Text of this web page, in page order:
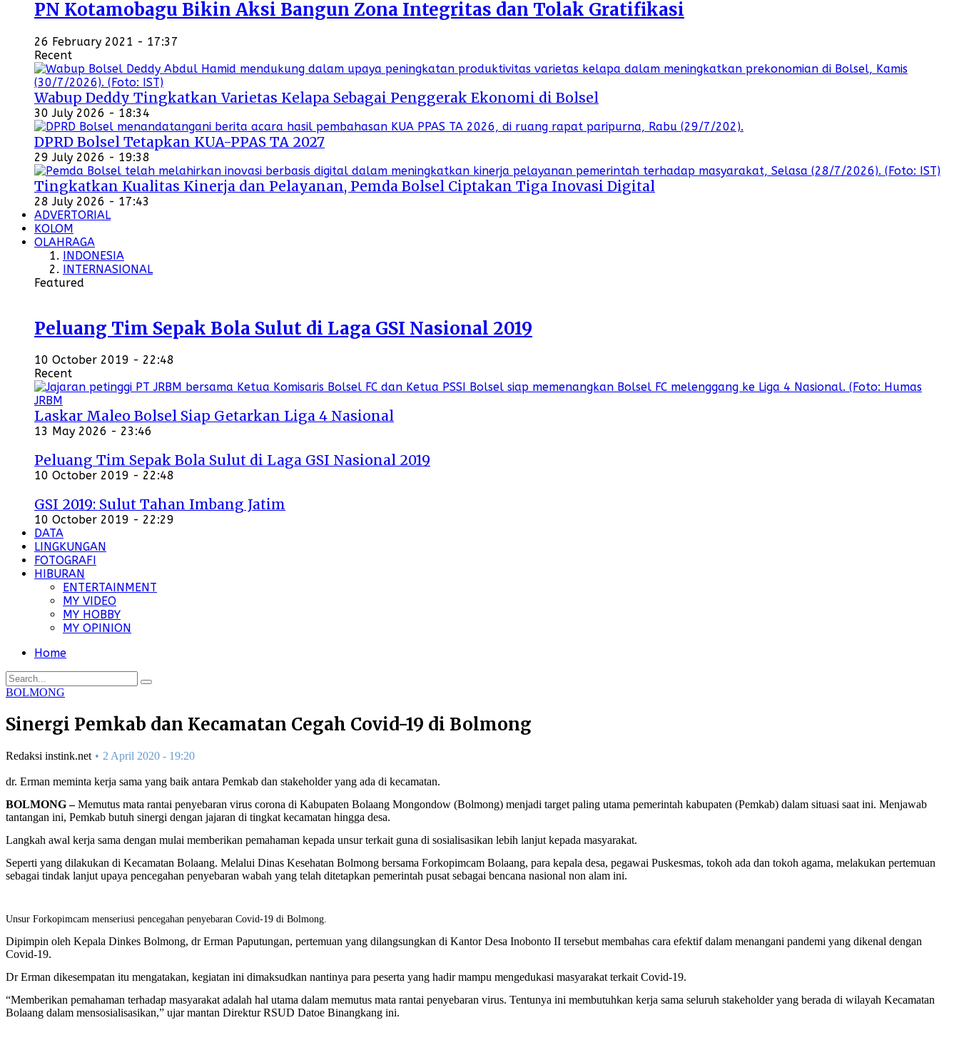
PN Kotamobagu Bikin Aksi Bangun Zona Integritas dan Tolak Gratifikasi
26 February 2021 - 17:37
Recent
Wabup Deddy Tingkatkan Varietas Kelapa Sebagai Penggerak Ekonomi di Bolsel
30 July 2026 - 18:34
DPRD Bolsel Tetapkan KUA-PPAS TA 2027
29 July 2026 - 19:38
Tingkatkan Kualitas Kinerja dan Pelayanan, Pemda Bolsel Ciptakan Tiga Inovasi Digital
28 July 2026 - 17:43
ADVERTORIAL
KOLOM
OLAHRAGA
INDONESIA
INTERNASIONAL
Featured
Peluang Tim Sepak Bola Sulut di Laga GSI Nasional 2019
10 October 2019 - 22:48
Recent
Laskar Maleo Bolsel Siap Getarkan Liga 4 Nasional
13 May 2026 - 23:46
Peluang Tim Sepak Bola Sulut di Laga GSI Nasional 2019
10 October 2019 - 22:48
GSI 2019: Sulut Tahan Imbang Jatim
10 October 2019 - 22:29
DATA
LINGKUNGAN
FOTOGRAFI
HIBURAN
ENTERTAINMENT
MY VIDEO
MY HOBBY
MY OPINION
Home
BOLMONG
Sinergi Pemkab dan Kecamatan Cegah Covid-19 di Bolmong
Redaksi instink.net 2 April 2020 - 19:20
dr. Erman meminta kerja sama yang baik antara Pemkab dan stakeholder yang ada di kecamatan.
BOLMONG –Memutus mata rantai penyebaran virus corona di Kabupaten Bolaang Mongondow (Bolmong) menjadi target paling utama pemerintah kabupaten (Pemkab) dalam situasi saat ini. Menjawab
tantangan ini, Pemkab butuh sinergi dengan jajaran di tingkat kecamatan hingga desa.
Langkah awal kerja sama dengan mulai memberikan pemahaman kepada unsur terkait guna di sosialisasikan lebih lanjut kepada masyarakat.
Seperti yang dilakukan di Kecamatan Bolaang. Melalui Dinas Kesehatan Bolmong bersama Forkopimcam Bolaang, para kepala desa, pegawai Puskesmas, tokoh ada dan tokoh agama, melakukan pertemuan
sebagai tindak lanjut upaya pencegahan penyebaran wabah yang telah ditetapkan pemerintah pusat sebagai bencana nasional non alam ini.
Unsur Forkopimcam menseriusi pencegahan penyebaran Covid-19 di Bolmong.
Dipimpin oleh Kepala Dinkes Bolmong, dr Erman Paputungan, pertemuan yang dilangsungkan di Kantor Desa Inobonto II tersebut membahas cara efektif dalam menangani pandemi yang dikenal dengan
Covid-19.
Dr Erman dikesempatan itu mengatakan, kegiatan ini dimaksudkan nantinya para peserta yang hadir mampu mengedukasi masyarakat terkait Covid-19.
“Memberikan pemahaman terhadap masyarakat adalah hal utama dalam memutus mata rantai penyebaran virus. Tentunya ini membutuhkan kerja sama seluruh stakeholder yang berada di wilayah Kecamatan
Bolaang dalam mensosialisasikan,” ujar mantan Direktur RSUD Datoe Binangkang ini.